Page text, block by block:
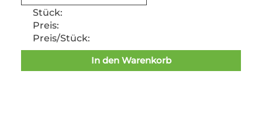
Stück:
Preis:
Preis/Stück:
In den Warenkorb